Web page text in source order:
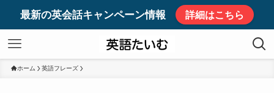
最新の英会話キャンペーン情報 詳細はこちら
ホーム 英語フレーズ